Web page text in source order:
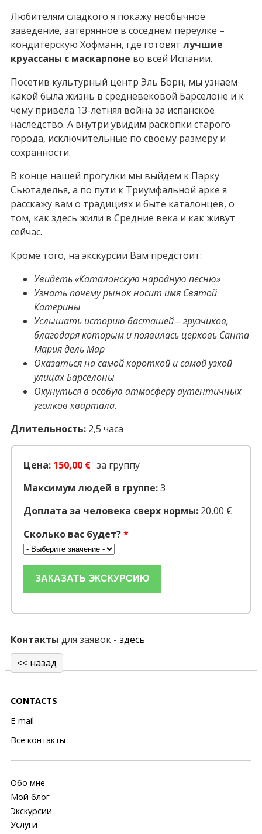
Любителям сладкого я покажу необычное
заведение, затерянное в соседнем переулке –
кондитерскую Хофманн, где готовят лучшие
круассаны с маскарпоне во всей Испании.
Посетив культурный центр Эль Борн, мы узнаем
какой была жизнь в средневековой Барселоне и к
чему привела 13-летняя война за испанское
наследство. А внутри увидим раскопки старого
города, исключительные по своему размеру и
сохранности.
В конце нашей прогулки мы выйдем к Парку
Сьютаделья, а по пути к Триумфальной арке я
расскажу вам о традициях и быте каталонцев, о
том, как здесь жили в Средние века и как живут
сейчас.
Кроме того, на экскурсии Вам предстоит:
Увидеть «Каталонскую народную песню»
Узнать почему рынок носит имя Святой
Катерины
Услышать историю басташей – грузчиков,
благодаря которым и появилась церковь Санта
Мария дель Мар
Оказаться на самой короткой и самой узкой
улицах Барселоны
Окунуться в особую атмосферу аутентичных
уголков квартала.
Длительность: 2,5 часа
Цена: 150,00 € за группу
Максимум людей в группе:3
Доплата за человека сверх нормы: 20,00 €
Сколько вас будет?*
Контакты для заявок - здесь
<< назад
CONTACTS
E-mail
Все контакты
Обо мне
Мой блог
Экскурсии
Услуги